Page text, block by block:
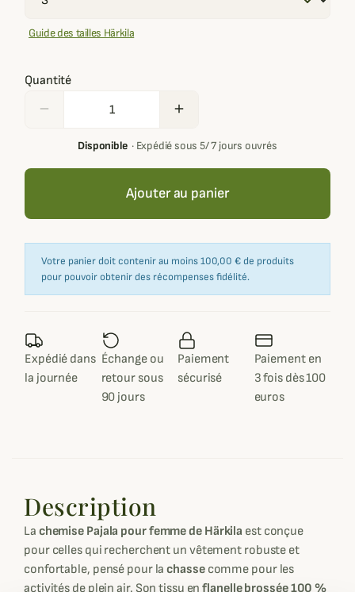
Guide des tailles Härkila
Quantité
remove add
Disponible· Expédié sous 5/ 7 jours ouvrés
Ajouter au panier
Votre panier doit contenir au moins 100,00 € de produits
pour pouvoir obtenir des récompenses fidélité.
Expédié dans
la journée
Échange ou
retour sous
90 jours
Paiement
sécurisé
Paiement en
3 fois dès 100
euros
Description
La chemise Pajala pour femmede Härkila est conçue
pour celles qui recherchent un vêtement robuste et
confortable, pensé pour lachassecomme pour les
activités de plein air. Son tissu enflanelle brossée 100 %